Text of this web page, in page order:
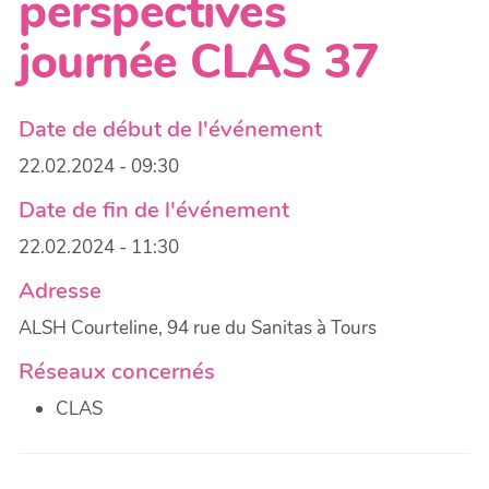
journée CLAS 37
Date de début de l'événement
22.02.2024 - 09:30
Date de fin de l'événement
22.02.2024 - 11:30
Adresse
ALSH Courteline, 94 rue du Sanitas à Tours
Réseaux concernés
CLAS